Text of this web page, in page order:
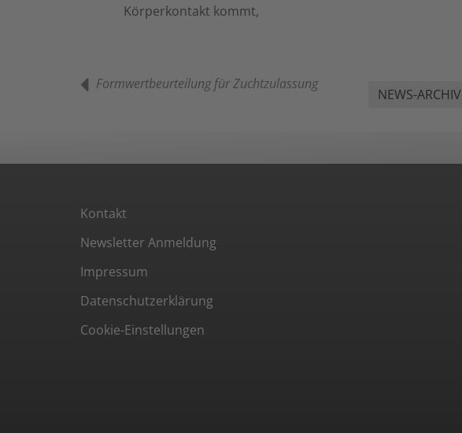
Körperkontakt kommt,
Formwertbeurteilung für Zuchtzulassung
NEWS-ARCHIV
Kontakt
Newsletter Anmeldung
Impressum
Datenschutzerklärung
Cookie-Einstellungen